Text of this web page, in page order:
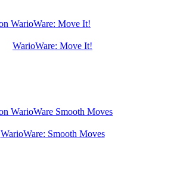
WarioWare: Move It!
WarioWare: Smooth Moves